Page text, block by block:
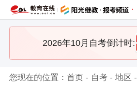
·
2026年10月自考倒计时:
您现在的位置：首页 - 自考 -地区 -